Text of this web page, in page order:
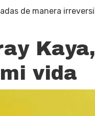
de manera
vida